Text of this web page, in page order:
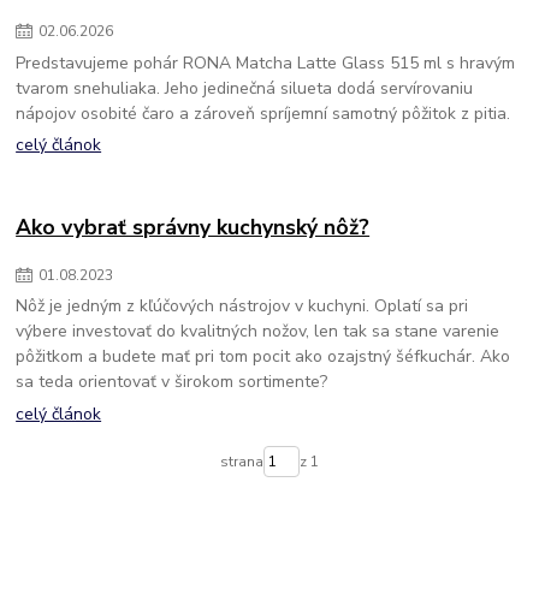
02.06.2026
Predstavujeme pohár RONA Matcha Latte Glass 515 ml s hravým
tvarom snehuliaka. Jeho jedinečná silueta dodá servírovaniu
nápojov osobité čaro a zároveň spríjemní samotný pôžitok z pitia.
celý článok
Ako vybrať správny kuchynský nôž?
01.08.2023
Nôž je jedným z kľúčových nástrojov v kuchyni. Oplatí sa pri
výbere investovať do kvalitných nožov, len tak sa stane varenie
pôžitkom a budete mať pri tom pocit ako ozajstný šéfkuchár. Ako
sa teda orientovať v širokom sortimente?
celý článok
strana z 1